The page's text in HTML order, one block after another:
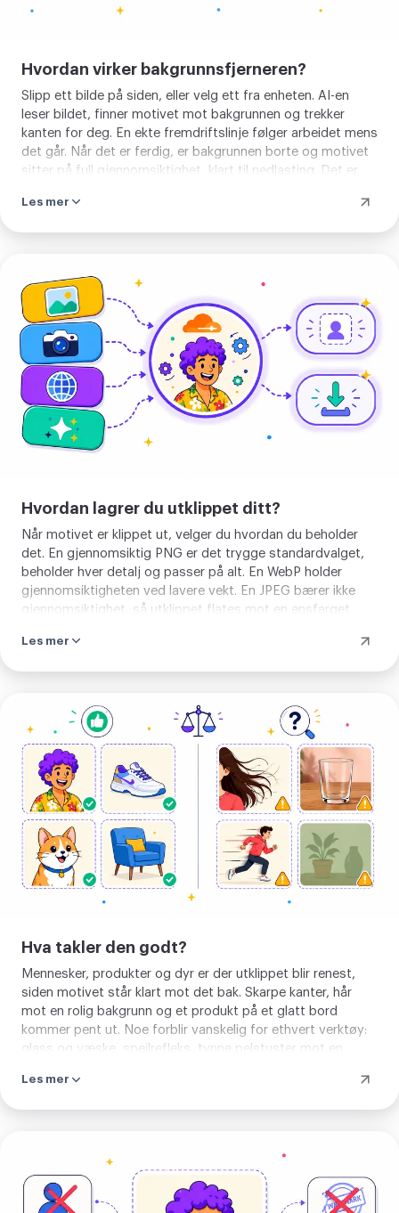
og la bakgrunnen gå. Etterpå kan du
utklippet beskjære, komprimere eller
konvertere.
Hvordan virker bakgrunnsfjerneren?
Slipp ett bilde på siden, eller velg ett fra enheten. AI-en
leser bildet, finner motivet mot bakgrunnen og trekker
kanten for deg. En ekte fremdriftslinje følger arbeidet mens
det går. Når det er ferdig, er bakgrunnen borte og motivet
sitter på full gjennomsiktighet, klart til nedlasting. Det er
til ett bilde, og utklippet kommer tilbake.
Les mer
bakgrunn
Hvordan lagrer du utklippet ditt?
Når motivet er klippet ut, velger du hvordan du beholder
det. En gjennomsiktig PNG er det trygge standardvalget,
beholder hver detalj og passer på alt. En WebP holder
gjennomsiktigheten ved lavere vekt. En JPEG bærer ikke
gjennomsiktighet, så utklippet flates mot en ensfarget
hvert tilfelle. Bare filen du lagrer endres.
Les mer
bakgrunn
Hva takler den godt?
Mennesker, produkter og dyr er der utklippet blir renest,
siden motivet står klart mot det bak. Skarpe kanter, hår
mot en rolig bakgrunn og et produkt på et glatt bord
kommer pent ut. Noe forblir vanskelig for ethvert verktøy:
glass og væske, speilrefleks, tynne pelstuster mot en
du regne med å pusse en løs kant.
Les mer